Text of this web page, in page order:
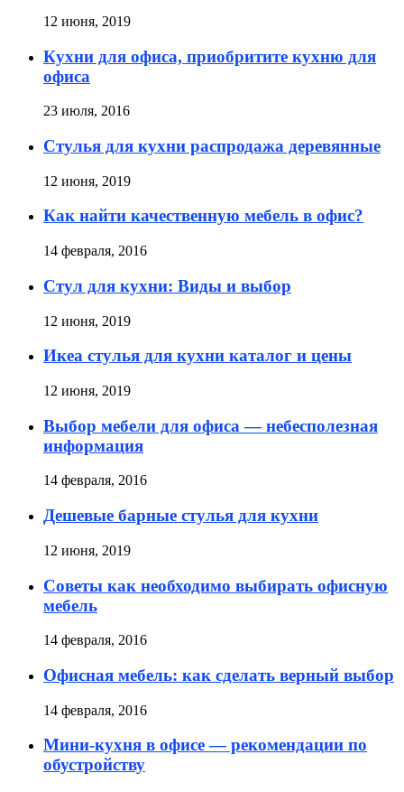
12 июня, 2019
Кухни для офиса, приобритите кухню для
офиса
23 июля, 2016
Стулья для кухни распродажа деревянные
12 июня, 2019
Как найти качественную мебель в офис?
14 февраля, 2016
Стул для кухни: Виды и выбор
12 июня, 2019
Икеа стулья для кухни каталог и цены
12 июня, 2019
Выбор мебели для офиса — небесполезная
информация
14 февраля, 2016
Дешевые барные стулья для кухни
12 июня, 2019
Советы как необходимо выбирать офисную
мебель
14 февраля, 2016
Офисная мебель: как сделать верный выбор
14 февраля, 2016
Мини-кухня в офисе — рекомендации по
обустройству